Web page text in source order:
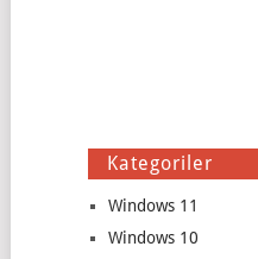
Kategoriler
Windows 11
Windows 10